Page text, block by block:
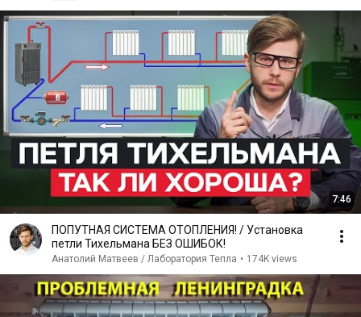
7:46
ПОПУТНАЯ СИСТЕМА ОТОПЛЕНИЯ! / Установка
петли Тихельмана БЕЗ ОШИБОК!
Анатолий Матвеев / Лаборатория Тепла • 174K views